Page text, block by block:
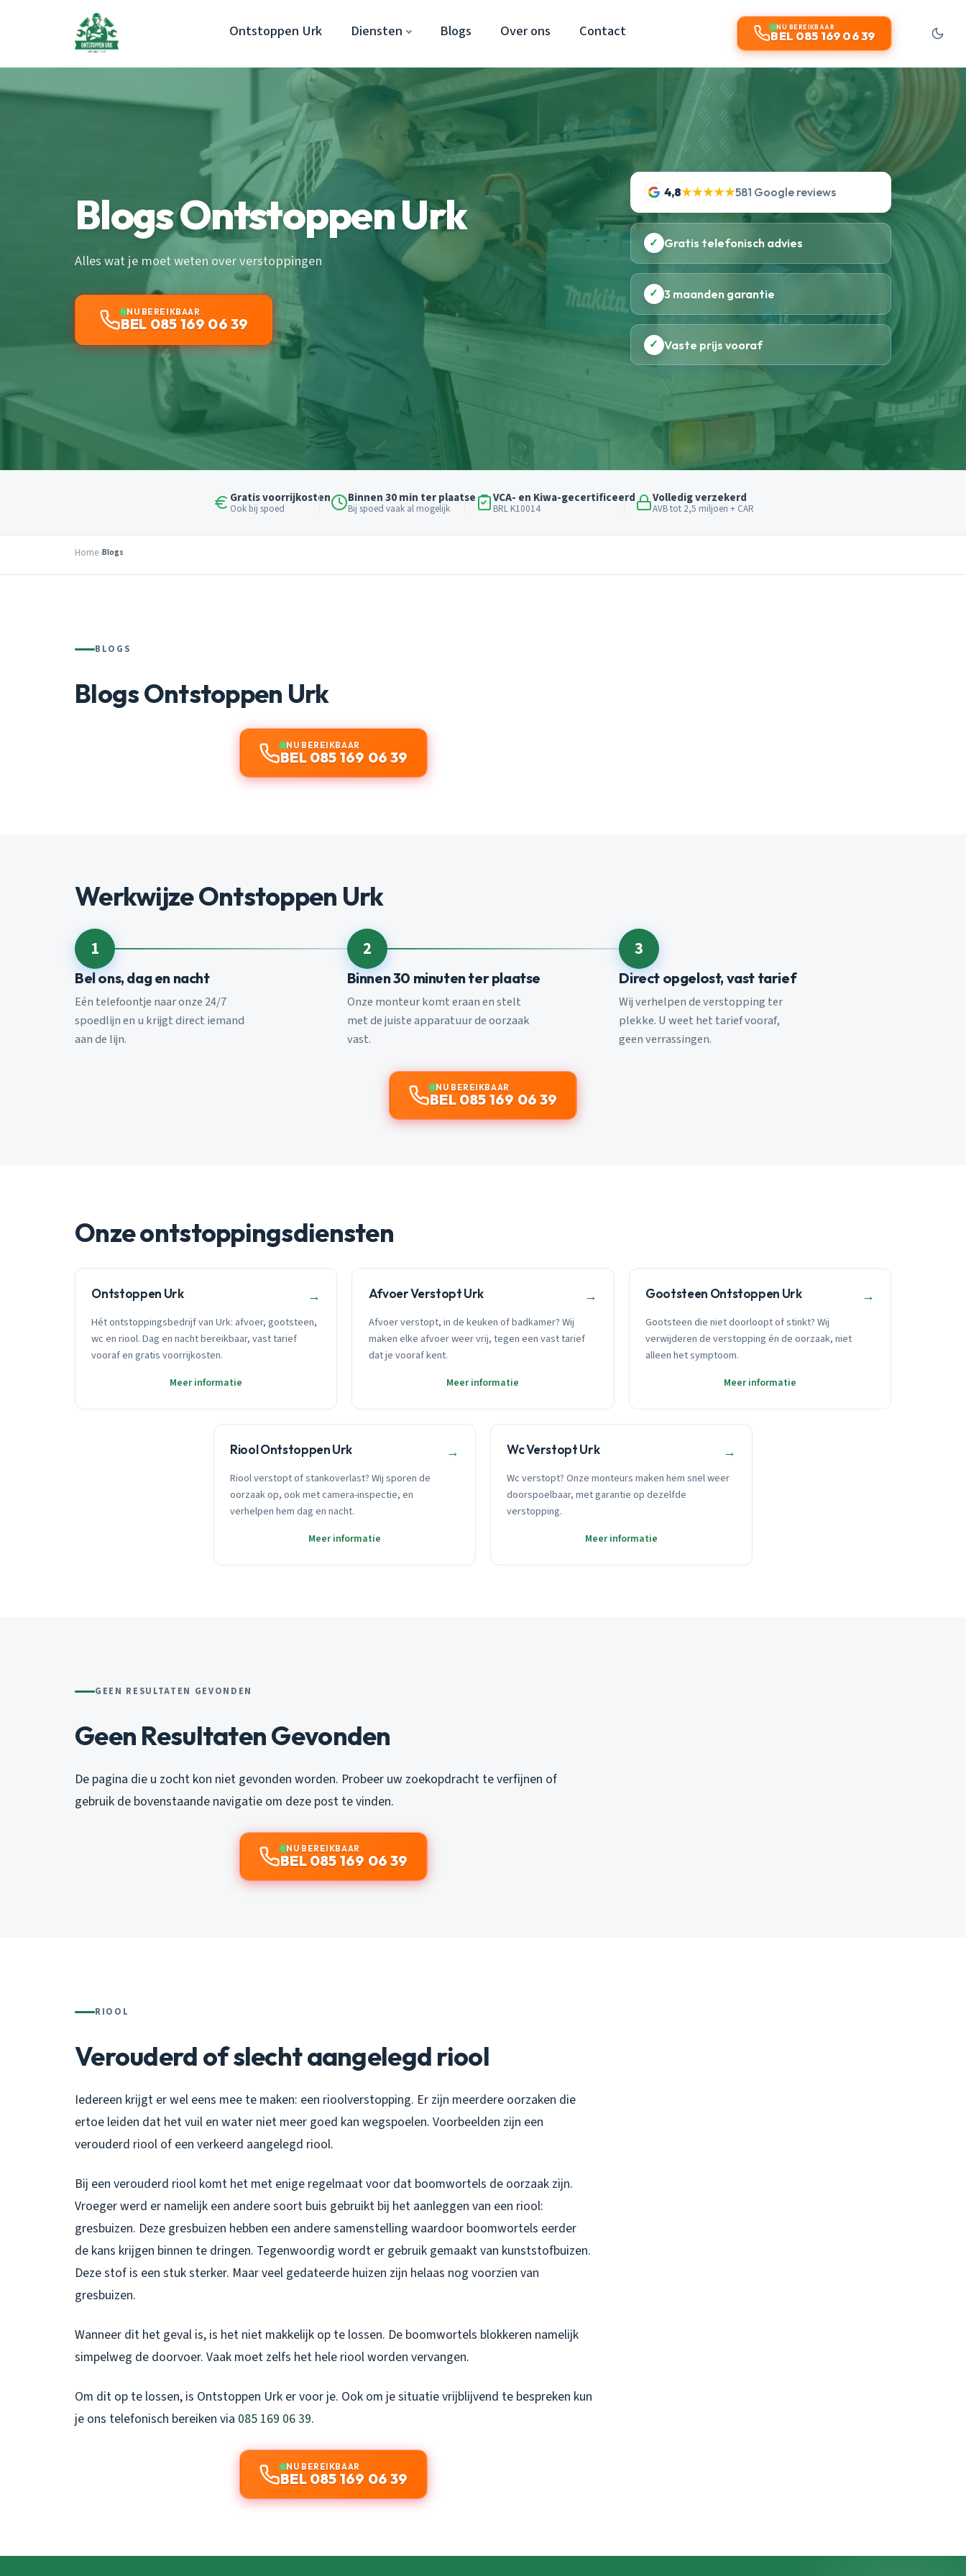
Ontstoppen Urk Diensten Blogs Over ons Contact NU BEREIKBAAR
BEL 085 169 06 39
Blogs Ontstoppen Urk
Alles wat je moet weten over verstoppingen
NU BEREIKBAAR
BEL 085 169 06 39
4,8★★★★★581 Google reviews
✓ Gratis telefonisch advies
✓ 3 maanden garantie
✓ Vaste prijs vooraf
Gratis voorrijkosten
Ook bij spoed
Binnen 30 min ter plaatse
Bij spoed vaak al mogelijk
VCA- en Kiwa-gecertificeerd
BRL K10014
Volledig verzekerd
AVB tot 2,5 miljoen + CAR
Home Blogs
BLOGS
Blogs Ontstoppen Urk
NU BEREIKBAAR
BEL 085 169 06 39
Werkwijze Ontstoppen Urk
1
Bel ons, dag en nacht
Eén telefoontje naar onze 24/7
spoedlijn en u krijgt direct iemand
aan de lijn.
2
Binnen 30 minuten ter plaatse
Onze monteur komt eraan en stelt
met de juiste apparatuur de oorzaak
vast.
3
Direct opgelost, vast tarief
Wij verhelpen de verstopping ter
plekke. U weet het tarief vooraf,
geen verrassingen.
NU BEREIKBAAR
BEL 085 169 06 39
Onze ontstoppingsdiensten
Ontstoppen Urk →
Hét ontstoppingsbedrijf van Urk: afvoer, gootsteen,
wc en riool. Dag en nacht bereikbaar, vast tarief
vooraf en gratis voorrijkosten.
Meer informatie
Afvoer Verstopt Urk →
Afvoer verstopt, in de keuken of badkamer? Wij
maken elke afvoer weer vrij, tegen een vast tarief
dat je vooraf kent.
Meer informatie
Gootsteen Ontstoppen Urk →
Gootsteen die niet doorloopt of stinkt? Wij
verwijderen de verstopping én de oorzaak, niet
alleen het symptoom.
Meer informatie
Riool Ontstoppen Urk →
Riool verstopt of stankoverlast? Wij sporen de
oorzaak op, ook met camera-inspectie, en
verhelpen hem dag en nacht.
Meer informatie
Wc Verstopt Urk →
Wc verstopt? Onze monteurs maken hem snel weer
doorspoelbaar, met garantie op dezelfde
verstopping.
Meer informatie
GEEN RESULTATEN GEVONDEN
Geen Resultaten Gevonden
De pagina die u zocht kon niet gevonden worden. Probeer uw zoekopdracht te verfijnen of
gebruik de bovenstaande navigatie om deze post te vinden.
NU BEREIKBAAR
BEL 085 169 06 39
RIOOL
Verouderd of slecht aangelegd riool
Iedereen krijgt er wel eens mee te maken: een rioolverstopping. Er zijn meerdere oorzaken die
ertoe leiden dat het vuil en water niet meer goed kan wegspoelen. Voorbeelden zijn een
verouderd riool of een verkeerd aangelegd riool.
Bij een verouderd riool komt het met enige regelmaat voor dat boomwortels de oorzaak zijn.
Vroeger werd er namelijk een andere soort buis gebruikt bij het aanleggen van een riool:
gresbuizen. Deze gresbuizen hebben een andere samenstelling waardoor boomwortels eerder
de kans krijgen binnen te dringen. Tegenwoordig wordt er gebruik gemaakt van kunststofbuizen.
Deze stof is een stuk sterker. Maar veel gedateerde huizen zijn helaas nog voorzien van
gresbuizen.
Wanneer dit het geval is, is het niet makkelijk op te lossen. De boomwortels blokkeren namelijk
simpelweg de doorvoer. Vaak moet zelfs het hele riool worden vervangen.
Om dit op te lossen, is Ontstoppen Urk er voor je. Ook om je situatie vrijblijvend te bespreken kun
je ons telefonisch bereiken via 085 169 06 39.
NU BEREIKBAAR
BEL 085 169 06 39